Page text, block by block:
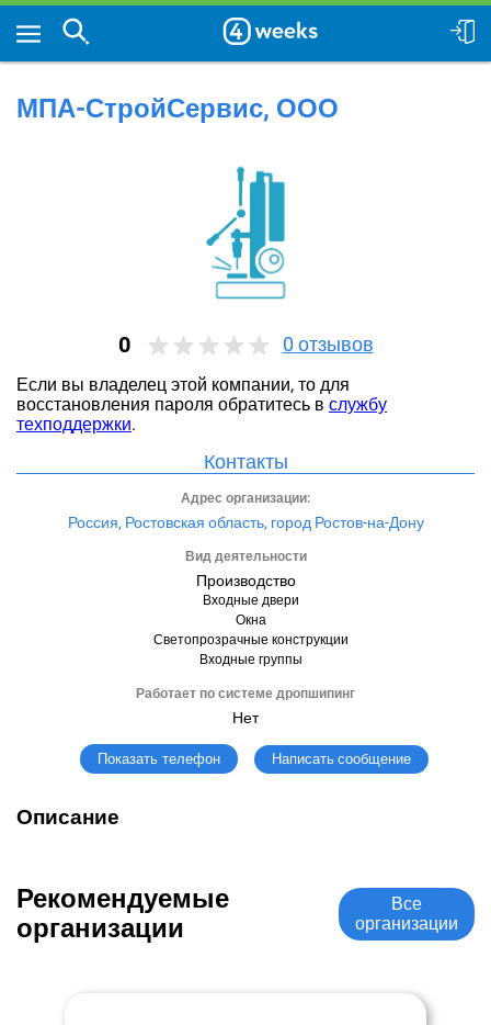
МПА-СтройСервис, ООО
0 0 отзывов
Если вы владелец этой компании, то для
восстановления пароля обратитесь в службу
техподдержки.
Контакты
Адрес организации:
Россия, Ростовская область, город Ростов-на-Дону
Вид деятельности
Производство
Входные двери
Окна
Светопрозрачные конструкции
Входные группы
Работает по системе дропшипинг
Нет
Показать телефон Написать сообщение
Описание
Рекомендуемые
организации
Все
организации